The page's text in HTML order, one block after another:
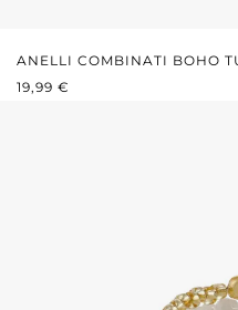
ANELLI COMBINATI BOHO
PREZZO NORMALE:
19,99 €